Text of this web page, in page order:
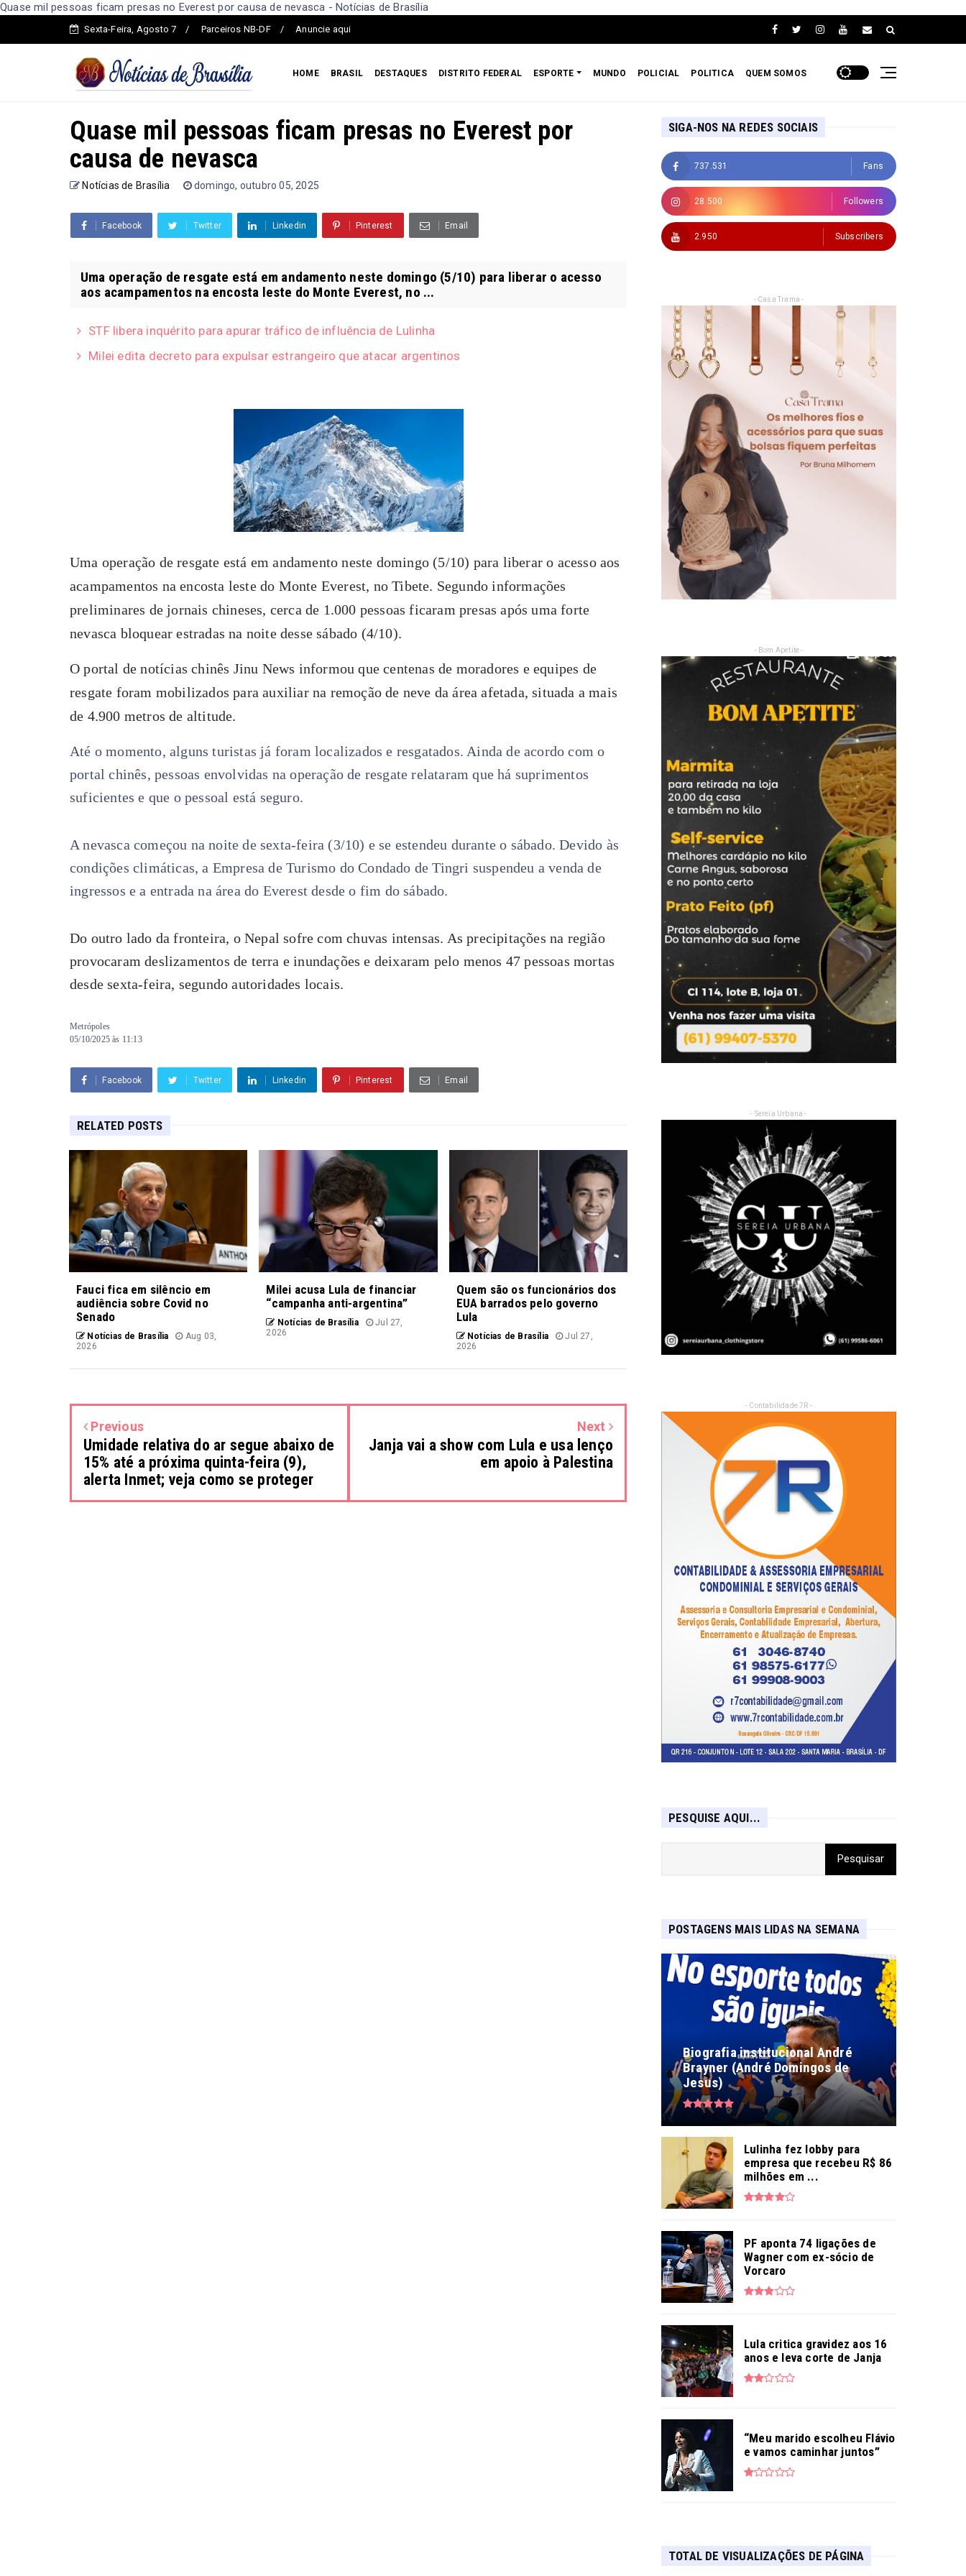
Quase mil pessoas ficam presas no Everest por causa de nevasca - Notícias de Brasília
Sexta-Feira, Agosto 7 Parceiros NB-DF Anuncie aqui
HOME BRASIL DESTAQUES DISTRITO FEDERAL ESPORTE MUNDO POLICIAL POLITICA QUEM SOMOS
Quase mil pessoas ficam presas no Everest por
causa de nevasca
Notícias de Brasília domingo, outubro 05, 2025
Facebook Twitter Linkedin Pinterest Email
Uma operação de resgate está em andamento neste domingo (5/10) para liberar o acesso
aos acampamentos na encosta leste do Monte Everest, no ...
STF libera inquérito para apurar tráfico de influência de Lulinha
Milei edita decreto para expulsar estrangeiro que atacar argentinos
Uma operação de resgate está em andamento neste domingo (5/10) para liberar o acesso aos
acampamentos na encosta leste do Monte Everest, no Tibete. Segundo informações
preliminares de jornais chineses, cerca de 1.000 pessoas ficaram presas após uma forte
nevasca bloquear estradas na noite desse sábado (4/10).
O portal de notícias chinês Jinu News informou que centenas de moradores e equipes de
resgate foram mobilizados para auxiliar na remoção de neve da área afetada, situada a mais
de 4.900 metros de altitude.
Até o momento, alguns turistas já foram localizados e resgatados. Ainda de acordo com o
portal chinês, pessoas envolvidas na operação de resgate relataram que há suprimentos
suficientes e que o pessoal está seguro.
A nevasca começou na noite de sexta-feira (3/10) e se estendeu durante o sábado. Devido às
condições climáticas, a Empresa de Turismo do Condado de Tingri suspendeu a venda de
ingressos e a entrada na área do Everest desde o fim do sábado.
Do outro lado da fronteira, o Nepal sofre com chuvas intensas. As precipitações na região
provocaram deslizamentos de terra e inundações e deixaram pelo menos 47 pessoas mortas
desde sexta-feira, segundo autoridades locais.
Metrópoles
05/10/2025 às 11:13
Facebook Twitter Linkedin Pinterest Email
RELATED POSTS
Fauci fica em silêncio em
audiência sobre Covid no
Senado
Notícias de Brasília
Aug 03,
2026
Milei acusa Lula de financiar
“campanha anti-argentina”
Notícias de Brasília
Jul 27,
2026
Quem são os funcionários dos
EUA barrados pelo governo
Lula
Notícias de Brasília
Jul 27,
2026
Previous
Umidade relativa do ar segue abaixo de
15% até a próxima quinta-feira (9),
alerta Inmet; veja como se proteger
Next
Janja vai a show com Lula e usa lenço
em apoio à Palestina
SIGA-NOS NA REDES SOCIAIS
737.531 Fans
28.500 Followers
2.950 Subscribers
- Casa Trama -
- Bom Apetite -
- Sereia Urbana -
- Contabilidade 7R -
PESQUISE AQUI...
POSTAGENS MAIS LIDAS NA SEMANA
Biografia institucional André
Brayner (André Domingos de
Jesus)
Lulinha fez lobby para
empresa que recebeu R$ 86
milhões em ...
PF aponta 74 ligações de
Wagner com ex-sócio de
Vorcaro
Lula critica gravidez aos 16
anos e leva corte de Janja
“Meu marido escolheu Flávio
e vamos caminhar juntos”
TOTAL DE VISUALIZAÇÕES DE PÁGINA